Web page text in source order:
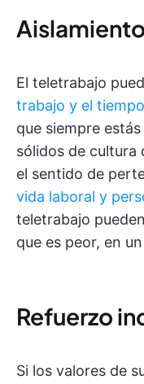
El teletrabajo
trabajo y el
que siempre
sólidos de cultura
el sentido de
vida laboral y
teletrabajo
que es peor, en
Refuerzo
Si los valores de